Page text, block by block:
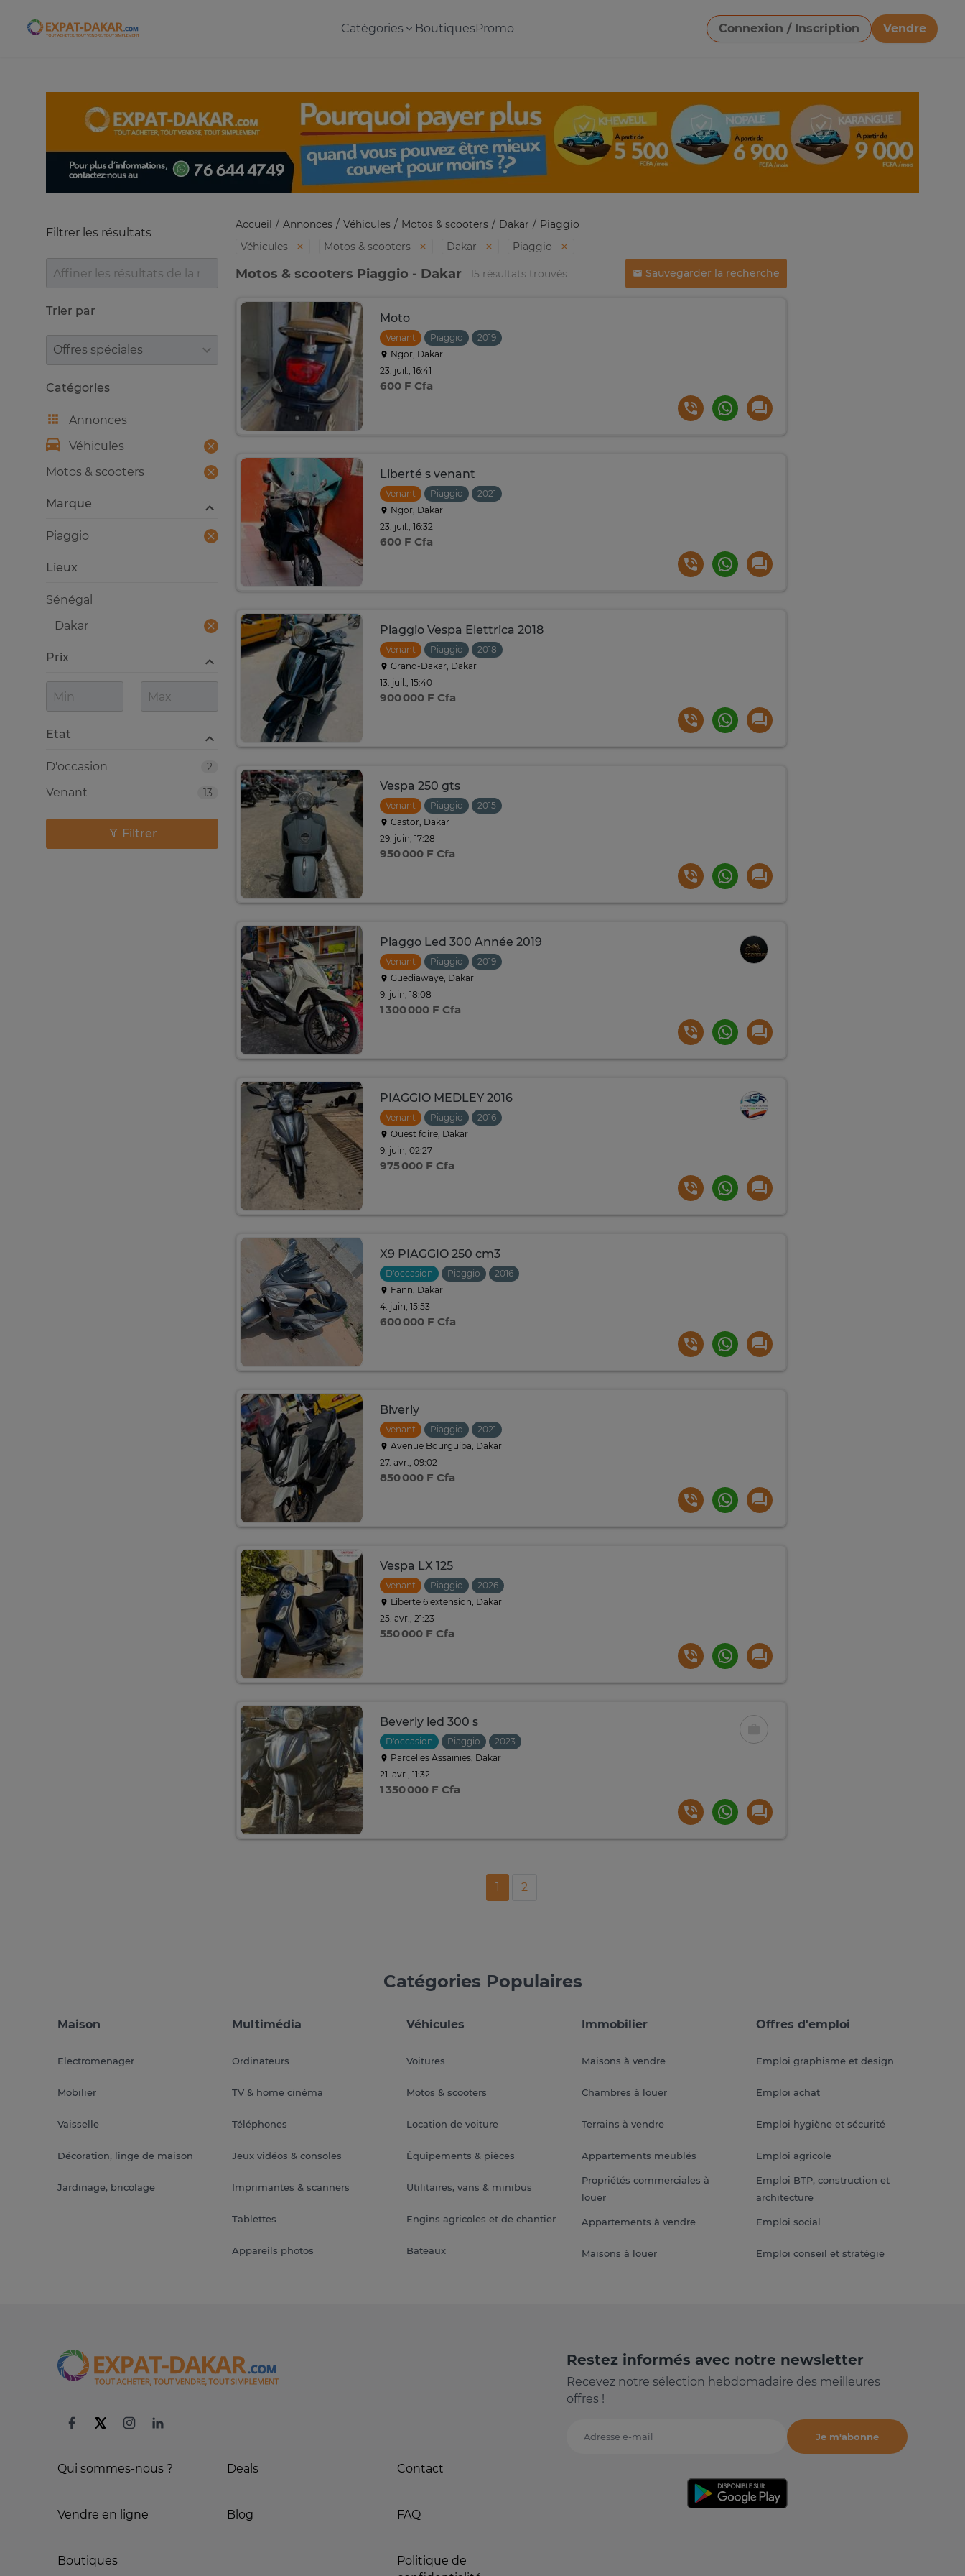
Expat-Dakar Catégories BoutiquesPromo Connexion / Inscription
Vendre
Télécharger une image
Accueil Annonces Véhicules Motos & scooters Dakar
Piaggio
Véhicules
Motos & scooters Dakar Piaggio
Motos & scooters Piaggio - Dakar 15 résultats trouvés Sauvegarder la recherche
Moto
Venant Piaggio
2019
Ngor, Dakar
23. juil., 16:41
600 F Cfa
Liberté s venant
Venant Piaggio
2021
Ngor, Dakar
23. juil., 16:32
600 F Cfa
Piaggio Vespa Elettrica 2018
Venant Piaggio
2018
Grand-Dakar, Dakar
13. juil., 15:40
900 000 F Cfa
Vespa 250 gts
Venant Piaggio
2015
Castor, Dakar
29. juin, 17:28
950 000 F Cfa
Piaggo Led 300 Année 2019
Venant Piaggio
2019
Guediawaye, Dakar
9. juin, 18:08
1 300 000 F Cfa
PIAGGIO MEDLEY 2016
Venant Piaggio
2016
Ouest foire, Dakar
9. juin, 02:27
975 000 F Cfa
X9 PIAGGIO 250 cm3
D'occasion Piaggio
2016
Fann, Dakar
4. juin, 15:53
600 000 F Cfa
Biverly
Venant Piaggio
2021
Avenue Bourguiba, Dakar
27. avr., 09:02
850 000 F Cfa
Vespa LX 125
Venant Piaggio
2026
Liberte 6 extension, Dakar
25. avr., 21:23
550 000 F Cfa
Beverly led 300 s
D'occasion Piaggio
2023
Parcelles Assainies, Dakar
21. avr., 11:32
1 350 000 F Cfa
1 2
Filtrer les résultats
Trier par
Trier par
Catégories
Annonces
Véhicules
Motos & scooters
Lieux
Sénégal
Dakar
Prix
Etat
2
D'occasion
13
Venant
Marque
Piaggio
Filtrer
Catégories Populaires
Maison
Electromenager
Mobilier
Vaisselle
Décoration, linge de maison
Jardinage, bricolage
Multimédia
Ordinateurs
TV & home cinéma
Téléphones
Jeux vidéos & consoles
Imprimantes & scanners
Tablettes
Appareils photos
Véhicules
Voitures
Motos & scooters
Location de voiture
Équipements & pièces
Utilitaires, vans & minibus
Engins agricoles et de chantier
Bateaux
Immobilier
Maisons à vendre
Chambres à louer
Terrains à vendre
Appartements meublés
Propriétés commerciales à
louer
Appartements à vendre
Maisons à louer
Offres d'emploi
Emploi graphisme et design
Emploi achat
Emploi hygiène et sécurité
Emploi agricole
Emploi BTP, construction et
architecture
Emploi social
Emploi conseil et stratégie
Qui sommes-nous ?
Vendre en ligne
Boutiques
Deals
Blog
Contact
FAQ
Politique de
Restez informés avec notre newsletter
Recevez notre sélection hebdomadaire des meilleures
offres !
Adresse e-mail
Je m'abonne